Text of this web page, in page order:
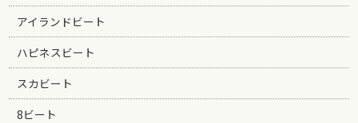
アイランドビート
ハピネスビート
スカビート
8ビート